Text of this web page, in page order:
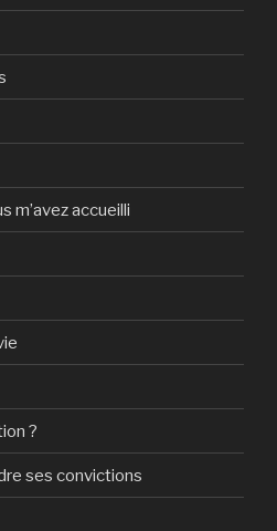
m’avez accueilli
?
ses convictions